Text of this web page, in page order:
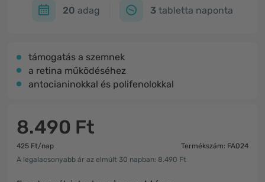
20 adag 3 tabletta naponta
támogatás a szemnek
a retina működéséhez
antocianinokkal és polifenolokkal
8.490 Ft
425 Ft/nap
Termékszám: FA024
A legalacsonyabb ár az elmúlt 30 napban: 8.490 Ft